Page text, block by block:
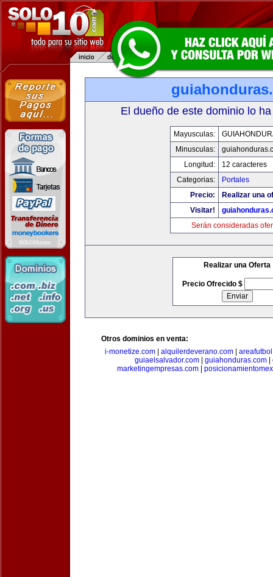
El dueño de este dominio lo
Mayusculas:
Minusculas:
Longitud:
12 caracteres
Categorias:
Portales
Precio:
Realizar una
Visitar!
Serán consideradas
Realizar una Oferta
Precio Ofrecido $
Otros dominios en venta:
i-monetize.com
alquilerdeverano.com
guiaelsalvador.com| guiahonduras.com|
marketingempresas.com